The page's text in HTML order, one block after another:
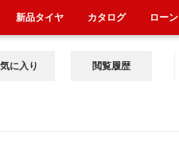
に入り 閲覧履歴
新品タイヤ カタログ ローン